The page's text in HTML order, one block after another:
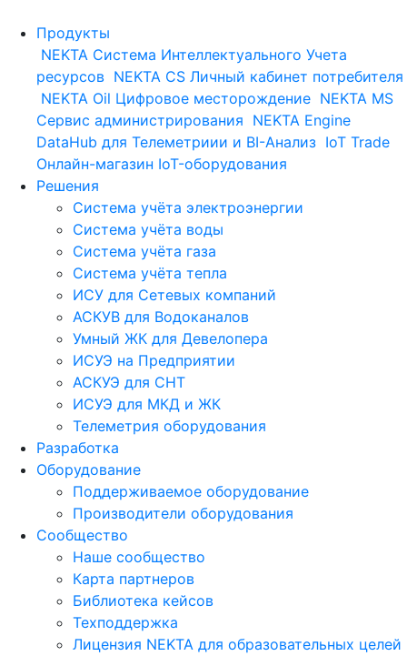
Продукты
NEKTA Система Интеллектуального Учета
ресурсов NEKTA CS Личный кабинет потребителя
NEKTA Oil Цифровое месторождение NEKTA MS
Сервис администрирования NEKTA Engine
DataHub для Телеметриии и BI-Анализ IoT Trade
Онлайн-магазин IoT-оборудования
Решения
Система учёта электроэнергии
Система учёта воды
Система учёта газа
Система учёта тепла
ИСУ для Сетевых компаний
АСКУВ для Водоканалов
Умный ЖК для Девелопера
ИСУЭ на Предприятии
АСКУЭ для СНТ
ИСУЭ для МКД и ЖК
Телеметрия оборудования
Разработка
Оборудование
Поддерживаемое оборудование
Производители оборудования
Сообщество
Наше сообщество
Карта партнеров
Библиотека кейсов
Техподдержка
Лицензия NEKTA для образовательных целей